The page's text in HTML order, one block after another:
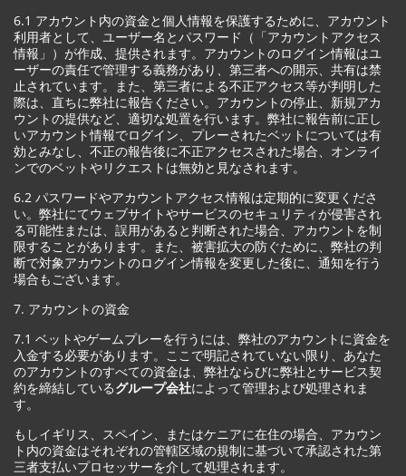
6.1 アカウント内の資金と個人情報を保護するために、アカウント
利用者として、ユーザー名とパスワード（「アカウントアクセス
情報」）が作成、提供されます。アカウントのログイン情報はユ
ーザーの責任で管理する義務があり、第三者への開示、共有は禁
止されています。また、第三者による不正アクセス等が判明した
際は、直ちに弊社に報告ください。アカウントの停止、新規アカ
ウントの提供など、適切な処置を行います。弊社に報告前に正し
いアカウント情報でログイン、プレーされたベットについては有
効とみなし、不正の報告後に不正アクセスされた場合、オンライ
ンでのベットやリクエストは無効と見なされます。
6.2 パスワードやアカウントアクセス情報は定期的に変更くださ
い。弊社にてウェブサイトやサービスのセキュリティが侵害され
る可能性または、誤用があると判断された場合、アカウントを制
限することがあります。また、被害拡大の防ぐために、弊社の判
断で対象アカウントのログイン情報を変更した後に、通知を行う
場合もございます。
7. アカウントの資金
7.1 ベットやゲームプレーを行うには、弊社のアカウントに資金を
入金する必要があります。ここで明記されていない限り、あなた
のアカウントのすべての資金は、弊社ならびに弊社とサービス契
約を締結しているグループ会社によって管理および処理されま
す。
もしイギリス、スペイン、またはケニアに在住の場合、アカウン
ト内の資金はそれぞれの管轄区域の規制に基づいて承認された第
三者支払いプロセッサーを介して処理されます。